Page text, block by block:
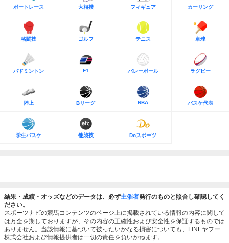
ボートレース 大相撲 フィギュア カーリング
格闘技 ゴルフ テニス 卓球
バドミントン F1 バレーボール ラグビー
陸上 Bリーグ NBA バスケ代表
学生バスケ 他競技 Doスポーツ
結果・成績・オッズなどのデータは、必ず主催者発行のものと照合し確認してく
ださい。
スポーツナビの競馬コンテンツのページ上に掲載されている情報の内容に関して
は万全を期しておりますが、その内容の正確性および安全性を保証するものでは
ありません。当該情報に基づいて被ったいかなる損害についても、LINEヤフー
株式会社および情報提供者は一切の責任を負いかねます。